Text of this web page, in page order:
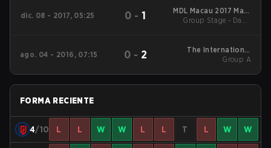
dic. 08 - 2017, 05:25 0 -1
MDL Macau 2017 Main
Event
Group Stage - Day 1
ago. 04 - 2016, 07:15 0 - 2
The International
2016 Group Stage:
Group A
FORMA RECIENTE
4/10 L L W W L L T L W W